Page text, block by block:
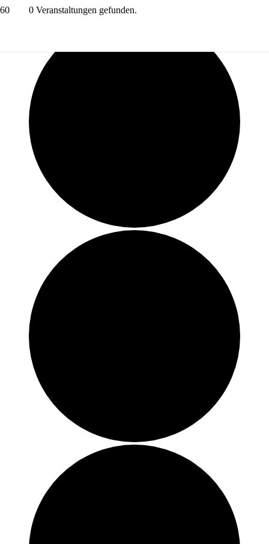
0 Veranstaltungen gefunden.